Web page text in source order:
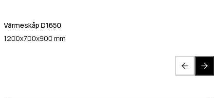
Värmeskåp D1650
1200x700x900 mm